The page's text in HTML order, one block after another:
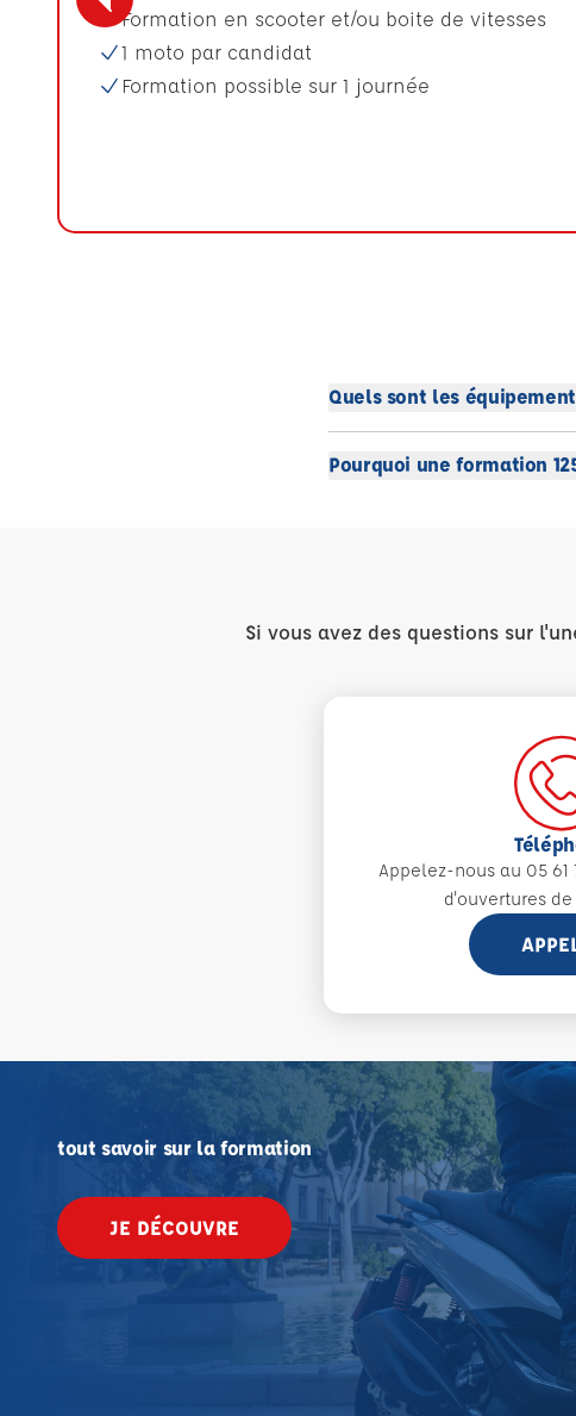
Formation en scooter et/ou boite de vitesses
1 moto par candidat
Formation possible sur 1 journée
Quels sont les
Pourquoi une formation
Si vous avez des questions sur
Appelez-nous au 05 61
d'ouvertures
tout savoir sur la formation
JE DÉCOUVRE